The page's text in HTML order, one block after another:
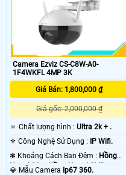
Camera Ezviz CS-C8W-A0-
1F4WKFL 4MP 3K
Giá Bán: 1,800,000 ₫
Giá gốc: 2,000,000 ₫
🔅 Chất lượng hình : Ultra 2k + .
⚜️ Công Nghệ Sử Dụng : IP Wifi.
❃ Khoảng Cách Ban Đêm : Hồng
Ngoại 30m Hồng Ngoại SMD.
💎 Mẫu Camera Ip67 360.